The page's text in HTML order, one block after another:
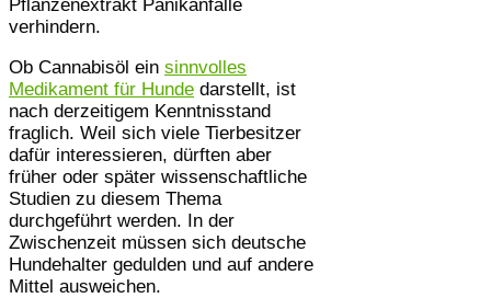
Pflanzenextrakt Panikanfälle
verhindern.
Ob Cannabisöl ein sinnvolles
Medikament für Hunde darstellt, ist
nach derzeitigem Kenntnisstand
fraglich. Weil sich viele Tierbesitzer
dafür interessieren, dürften aber
früher oder später wissenschaftliche
Studien zu diesem Thema
durchgeführt werden. In der
Zwischenzeit müssen sich deutsche
Hundehalter gedulden und auf andere
Mittel ausweichen.